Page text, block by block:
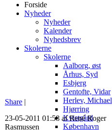
Forside
Nyheder
Nyheder
Kalender
Nyhedsbrev
Skolerne
Skolerne
Aalborg, øst
Århus, Syd
Esbjerg
Gentofte, Vidar
Herlev, Michael
Hjørring
Kvistgård
København
Share |
23-05-2011 01:58 af René Roger
Rasmussen